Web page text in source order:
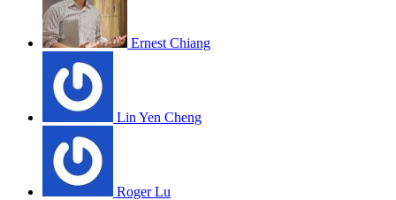
Ernest Chiang
Lin Yen Cheng
Roger Lu